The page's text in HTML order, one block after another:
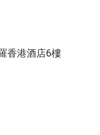
香港酒店6樓